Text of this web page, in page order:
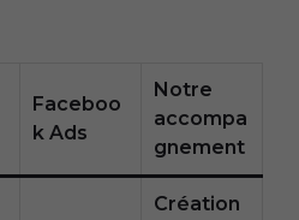
Faceboo
k Ads
Notre
accompa
gnement
Création